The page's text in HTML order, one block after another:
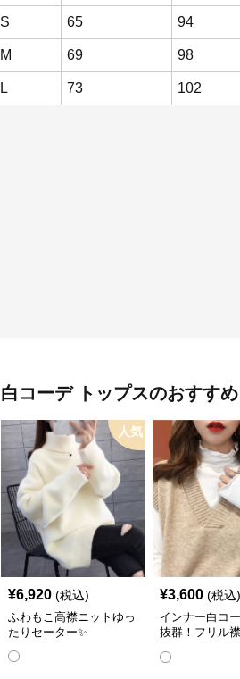
S 65 94
M 69 98
L 73 102
白コーデ トップスのおすす
人気
¥6,920 (税込)
ふわもこ高襟ニットゆっ
たりセーター✨
¥3,600 (税込)
インナー白コ
抜群！フリル